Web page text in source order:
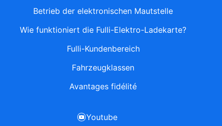
Betrieb der elektronischen Mautstelle
Wie funktioniert die Fulli-Elektro-Ladekarte?
Fulli-Kundenbereich
Fahrzeugklassen
Avantages fidélité
Youtube